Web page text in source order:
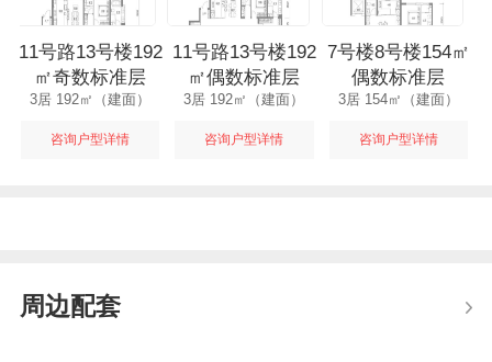
11号路13号楼192
㎡奇数标准层
3居 192㎡（建面）
咨询户型详情
11号路13号楼192
㎡偶数标准层
3居 192㎡（建面）
咨询户型详情
7号楼8号楼154㎡
偶数标准层
3居 154㎡（建面）
咨询户型详情
周边配套